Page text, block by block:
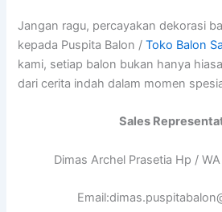
Jangan ragu, percayakan dekorasi
kepada Puspita Balon /Toko Balon
kami, setiap balon bukan hanya
dari cerita indah dalam momen
Sales
Dimas Archel Prasetia Hp / WA